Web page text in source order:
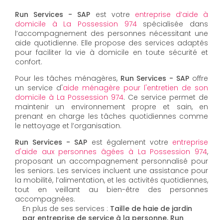
Run Services - SAP est votre entreprise d’aide à
domicile à La Possession 974spécialisée dans
l’accompagnement des personnes nécessitant une
aide quotidienne. Elle propose des services adaptés
pour faciliter la vie à domicile en toute sécurité et
confort.
Pour les tâches ménagères, Run Services - SAP offre
un service d'aide ménagère pour l'entretien de son
domicile à La Possession 974. Ce service permet de
maintenir un environnement propre et sain, en
prenant en charge les tâches quotidiennes comme
le nettoyage et l’organisation.
Run Services - SAP est également votre entreprise
d'aide aux personnes âgées à La Possession 974,
proposant un accompagnement personnalisé pour
les seniors. Les services incluent une assistance pour
la mobilité, l’alimentation, et les activités quotidiennes,
tout en veillant au bien-être des personnes
accompagnées.
En plus de ses services : Taille de haie de jardin